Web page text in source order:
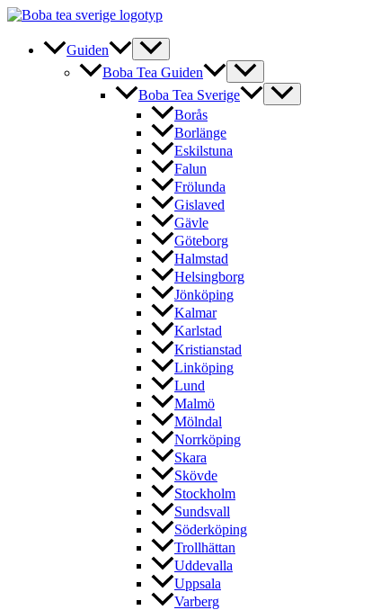
Hoppa
innehåll
Guiden
Boba Tea Guiden
Boba Tea Sverige
Borås
Borlänge
Eskilstuna
Falun
Frölunda
Gislaved
Gävle
Göteborg
Halmstad
Helsingborg
Jönköping
Kalmar
Karlstad
Kristianstad
Linköping
Lund
Malmö
Mölndal
Norrköping
Skara
Skövde
Stockholm
Sundsvall
Söderköping
Trollhättan
Uddevalla
Uppsala
Varberg